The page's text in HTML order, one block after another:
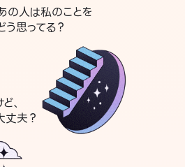
の人は私のことを
う思ってる？
、
丈夫？